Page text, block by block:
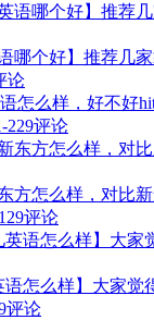
哪个好】推荐几
论
229评论
方怎么样，对比
9评论
语怎么样】大家觉
评论